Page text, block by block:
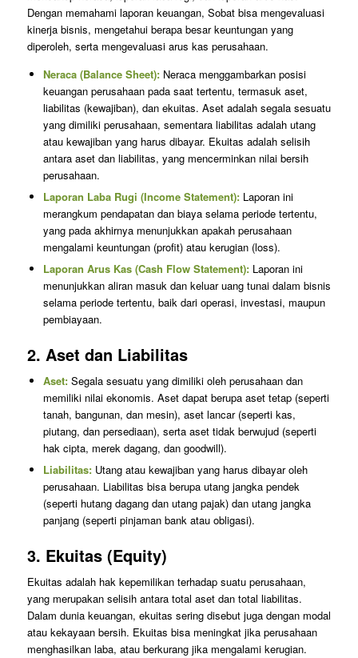
Dengan memahami laporan keuangan, Sobat bisa mengevaluasi
kinerja bisnis, mengetahui berapa besar keuntungan yang
diperoleh, serta mengevaluasi arus kas perusahaan.
Neraca (Balance Sheet):Neraca menggambarkan posisi
keuangan perusahaan pada saat tertentu, termasuk aset,
liabilitas (kewajiban), dan ekuitas. Aset adalah segala sesuatu
yang dimiliki perusahaan, sementara liabilitas adalah utang
atau kewajiban yang harus dibayar. Ekuitas adalah selisih
antara aset dan liabilitas, yang mencerminkan nilai bersih
perusahaan.
Laporan Laba Rugi (Income Statement):Laporan ini
merangkum pendapatan dan biaya selama periode tertentu,
yang pada akhirnya menunjukkan apakah perusahaan
mengalami keuntungan (profit) atau kerugian (loss).
Laporan Arus Kas (Cash Flow Statement):Laporan ini
menunjukkan aliran masuk dan keluar uang tunai dalam bisnis
selama periode tertentu, baik dari operasi, investasi, maupun
pembiayaan.
2. Aset dan Liabilitas
Aset:Segala sesuatu yang dimiliki oleh perusahaan dan
memiliki nilai ekonomis. Aset dapat berupa aset tetap (seperti
tanah, bangunan, dan mesin), aset lancar (seperti kas,
piutang, dan persediaan), serta aset tidak berwujud (seperti
hak cipta, merek dagang, dan goodwill).
Liabilitas:Utang atau kewajiban yang harus dibayar oleh
perusahaan. Liabilitas bisa berupa utang jangka pendek
(seperti hutang dagang dan utang pajak) dan utang jangka
panjang (seperti pinjaman bank atau obligasi).
3. Ekuitas (Equity)
Ekuitas adalah hak kepemilikan terhadap suatu perusahaan,
yang merupakan selisih antara total aset dan total liabilitas.
Dalam dunia keuangan, ekuitas sering disebut juga dengan modal
atau kekayaan bersih. Ekuitas bisa meningkat jika perusahaan
menghasilkan laba, atau berkurang jika mengalami kerugian.